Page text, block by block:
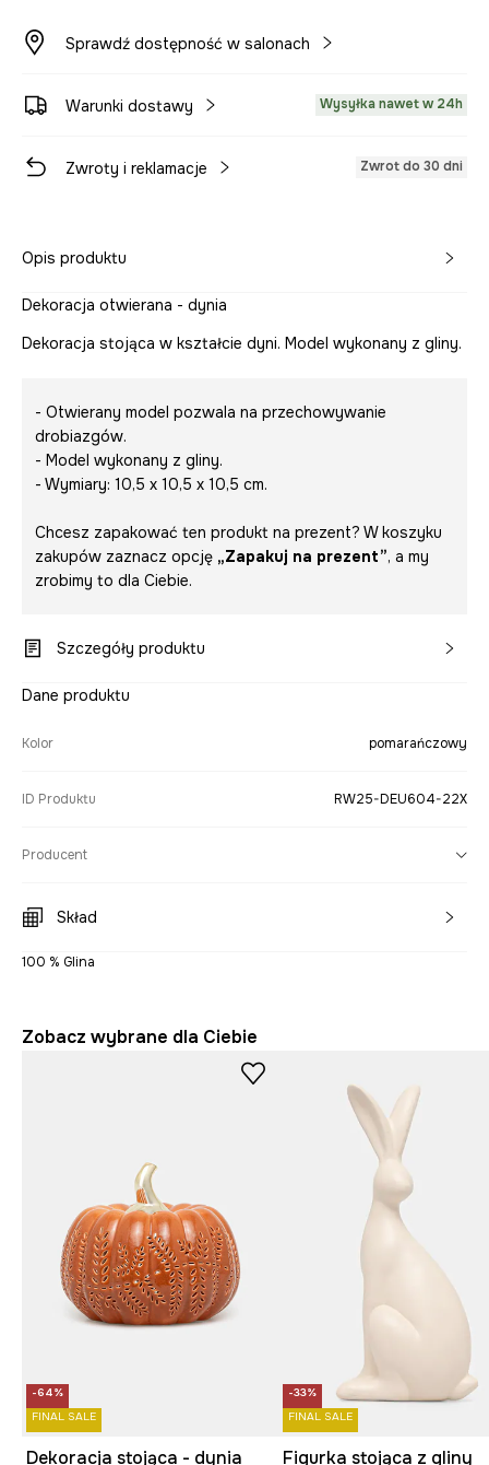
Sprawdź dostępność w salonach
Warunki dostawy Wysyłka nawet w 24h
Zwroty i reklamacje Zwrot do 30 dni
Opis produktu
Dekoracja otwierana - dynia
Dekoracja stojąca w kształcie dyni. Model wykonany z gliny.
- Otwierany model pozwala na przechowywanie
drobiazgów.
- Model wykonany z gliny.
- Wymiary: 10,5 x 10,5 x 10,5 cm.
Chcesz zapakować ten produkt na prezent? W koszyku
zakupów zaznacz opcję „Zapakuj na prezent”, a my
zrobimy to dla Ciebie.
Szczegóły produktu
Dane produktu
Kolor pomarańczowy
ID Produktu RW25-DEU604-22X
Producent
Skład
100 % Glina
Zobacz wybrane dla Ciebie
-64%
FINAL SALE
Dekoracja stojąca - dynia
-33%
FINAL SALE
Figurka stojąca z gliny